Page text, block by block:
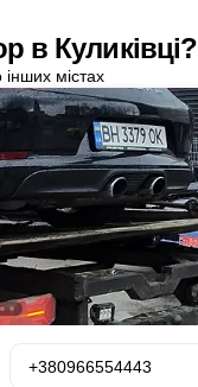
в Куликівці?
містах
+380966554443